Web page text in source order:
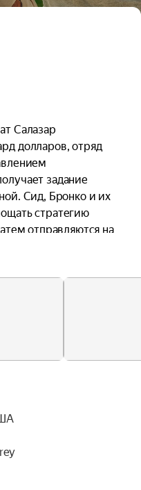
Салазар
долларов, отряд
задание
Сид, Бронко и их
стратегию
отправляются на
все свои навыки
из-под контроля.